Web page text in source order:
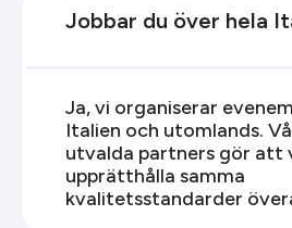
Jobbar du över hela
Ja, vi organiserar
Italien och utomlands.
utvalda partners gör att
upprätthålla samma
kvalitetsstandarder